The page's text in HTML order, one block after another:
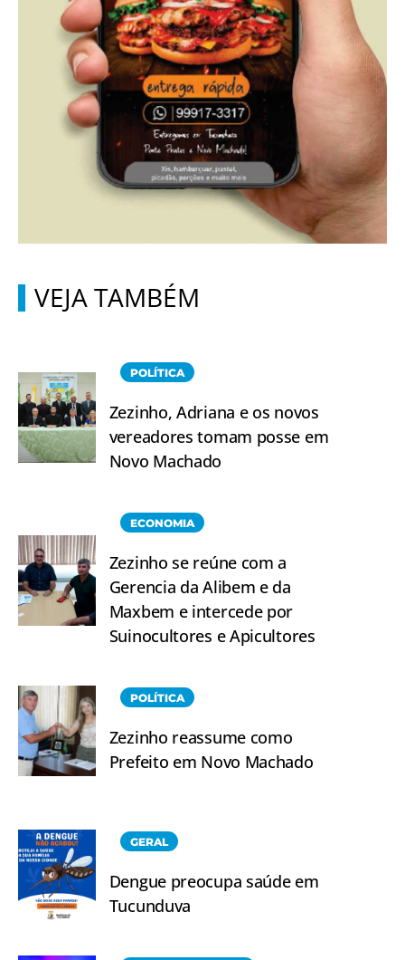
VEJA TAMBÉM
POLÍTICA
Zezinho, Adriana e os novos
vereadores tomam posse em
Novo Machado
ECONOMIA
Zezinho se reúne com a
Gerencia da Alibem e da
Maxbem e intercede por
Suinocultores e Apicultores
POLÍTICA
Zezinho reassume como
Prefeito em Novo Machado
GERAL
Dengue preocupa saúde em
Tucunduva